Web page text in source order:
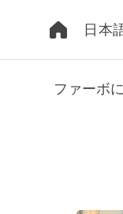
日本
ファーボ